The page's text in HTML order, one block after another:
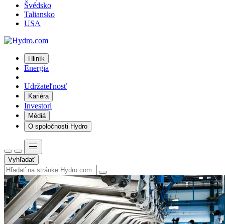
Švédsko
Taliansko
USA
Hliník
Energia
Udržateľnosť
Kariéra
Investori
Médiá
O spoločnosti Hydro
Vyhľadať